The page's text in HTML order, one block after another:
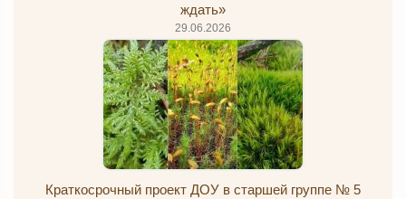
ждать»
29.06.2026
Краткосрочный проект ДОУ в старшей группе № 5